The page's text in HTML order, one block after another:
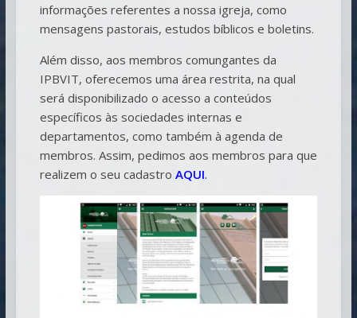
informações referentes a nossa igreja, como
mensagens pastorais, estudos bíblicos e boletins.
Além disso, aos membros comungantes da
IPBVIT, oferecemos uma área restrita, na qual
será disponibilizado o acesso a conteúdos
específicos às sociedades internas e
departamentos, como também à agenda de
membros. Assim, pedimos aos membros para que
realizem o seu cadastro AQUI.